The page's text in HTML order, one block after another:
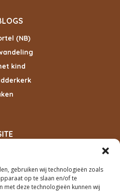
gebruiken wij technologieën zoals
op te slaan en/of te
met deze technologieën kunnen wij
(NB)
kind
ZOEKEN